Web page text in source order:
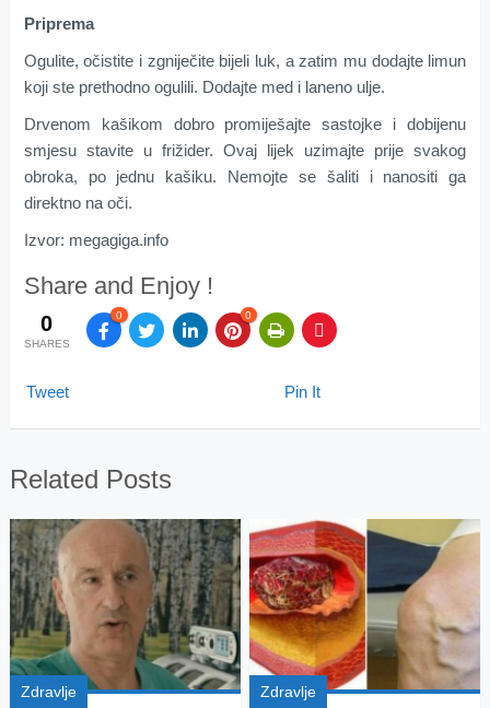
Priprema
Ogulite, očistite i zgniječite bijeli luk, a zatim mu dodajte limun
koji ste prethodno ogulili. Dodajte med i laneno ulje.
Drvenom kašikom dobro promiješajte sastojke i dobijenu
smjesu stavite u frižider. Ovaj lijek uzimajte prije svakog
obroka, po jednu kašiku. Nemojte se šaliti i nanositi ga
direktno na oči.
Izvor: megagiga.info
Share and Enjoy !
0
SHARES
0 0
Tweet Pin It
Related Posts
Zdravlje Zdravlje